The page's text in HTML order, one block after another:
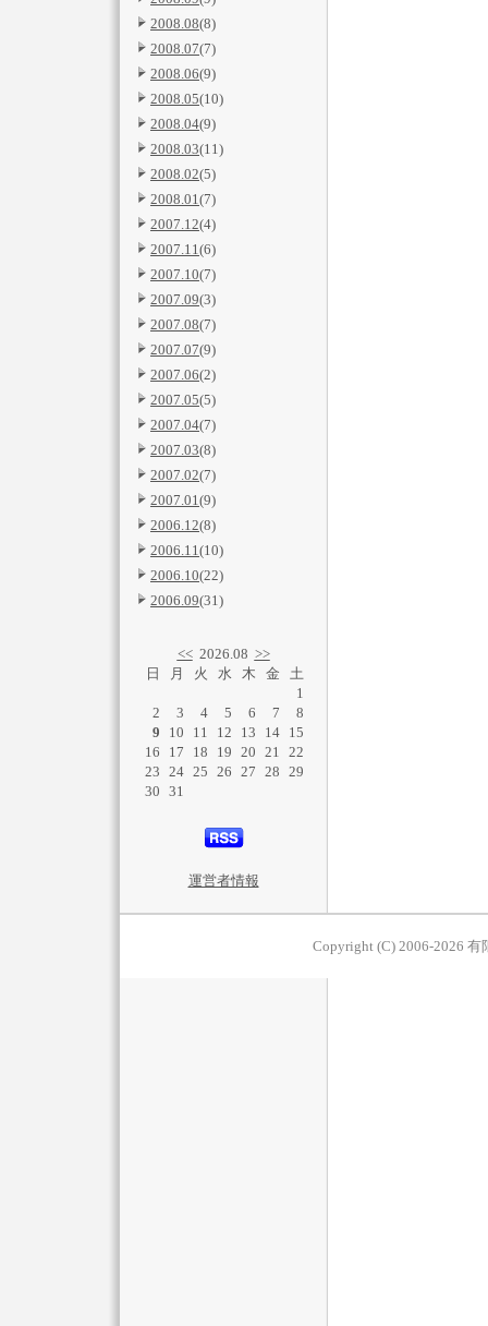
2008.08(8)
2008.07(7)
2008.06(9)
2008.05(10)
2008.04(9)
2008.03(11)
2008.02(5)
2008.01(7)
2007.12(4)
2007.11(6)
2007.10(7)
2007.09(3)
2007.08(7)
2007.07(9)
2007.06(2)
2007.05(5)
2007.04(7)
2007.03(8)
2007.02(7)
2007.01(9)
2006.12(8)
2006.11(10)
2006.10(22)
2006.09(31)
<<2026.08 >>
日
2
9
16
23
30
月
3
10
17
24
31
火
4
11
18
25
水
5
12
19
26
木
6
13
20
27
金
7
14
21
28
土
1
8
15
22
29
運営者情報
Copyright (C) 2006-2026